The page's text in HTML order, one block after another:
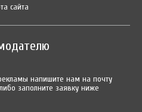
сайта
напишите нам на почту
заполните заявку ниже